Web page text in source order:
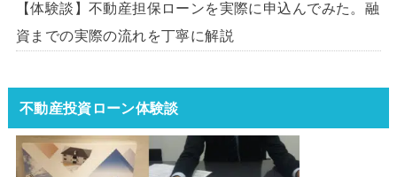
【体験談】不動産担保ローンを実際に申込んでみた。融
資までの実際の流れを丁寧に解説
不動産投資ローン体験談